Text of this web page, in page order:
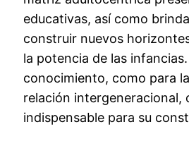
educativas, así como
construir nuevos
la potencia de las
conocimiento, como para
relación intergeneracional,
indispensable para su